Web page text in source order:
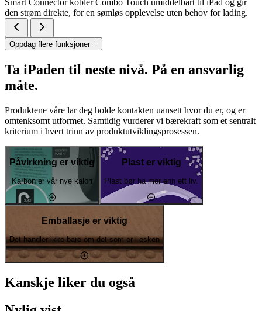
Smart Connector kobler Combo Touch umiddelbart til iPad og gir
den strøm direkte, for en sømløs opplevelse uten behov for lading.
Oppdag flere funksjoner
Ta iPaden til neste nivå. På en ansvarlig
måte.
Produktene våre lar deg holde kontakten uansett hvor du er, og er
omtenksomt utformet. Samtidig vurderer vi bærekraft som et sentralt
kriterium i hvert trinn av produktutviklingsprosessen.
Påvirkning er viktig
Karbon er vår nye kalori
Plast er viktig
Plast bør ha mer enn ett liv.
Emballasje er viktig
Det handler ikke bare om det som er i esken
Kanskje liker du også